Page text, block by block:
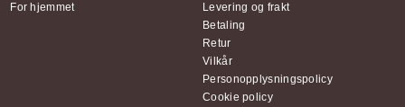
For hjemmet
Levering og frakt
Betaling
Retur
Vilkår
Personopplysningspolicy
Cookie policy